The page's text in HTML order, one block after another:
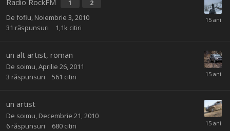
1 2
De fofiu Noiembrie 3, 2010
31 răspunsuri 1,1k citiri
un alt artist, roman
De soimu Aprilie 26, 2011
3 răspunsuri 561 citiri
un artist
De soimu Decembrie 21, 2010
6 răspunsuri 680 citiri